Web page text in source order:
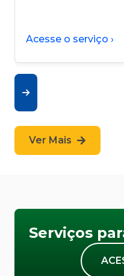
Acesse o serviço ›
Ver Mais
Serviços